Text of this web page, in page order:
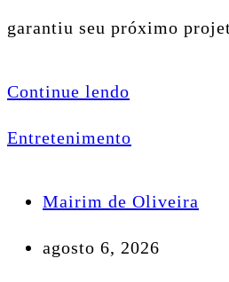
garantiu seu próximo
Continue lendo
Entretenimento
Mairim de Oliveira
agosto 6, 2026